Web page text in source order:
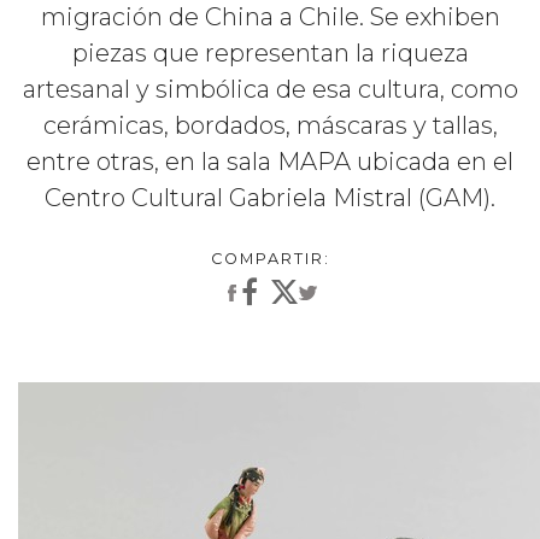
migración de China a Chile. Se exhiben
piezas que representan la riqueza
artesanal y simbólica de esa cultura, como
cerámicas, bordados, máscaras y tallas,
entre otras, en la sala MAPA ubicada en el
Centro Cultural Gabriela Mistral (GAM).